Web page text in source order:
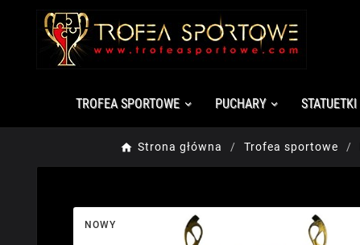
TROFEA SPORTOWE PUCHARY STATUETKI
Strona główna Trofea sportowe
NOWY